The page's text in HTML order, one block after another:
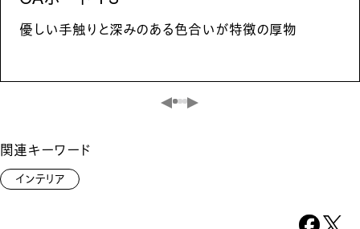
優しい手触りと深みのある色合いが特徴の厚物
関連キーワード
インテリア